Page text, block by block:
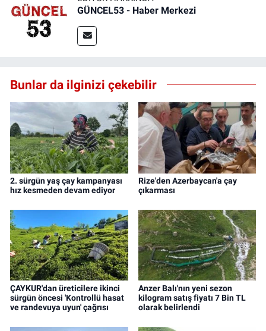
GÜNCEL53 - Haber Merkezi
Bunlar da ilginizi çekebilir
2. sürgün yaş çay kampanyası
hız kesmeden devam ediyor
Rize'den Azerbaycan'a çay
çıkarması
ÇAYKUR'dan üreticilere ikinci
sürgün öncesi 'Kontrollü hasat
ve randevuya uyun' çağrısı
Anzer Balı'nın yeni sezon
kilogram satış fiyatı 7 Bin TL
olarak belirlendi